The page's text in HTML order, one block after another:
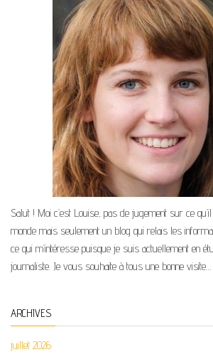
Salut ! Moi c’est Louise, pas de jugement sur ce
monde mais seulement un blog qui relais les
ce qui m’intéresse puisque je suis actuellement en
journaliste. Je vous souhaite à tous une bonne visite…
ARCHIVES
juillet 2026